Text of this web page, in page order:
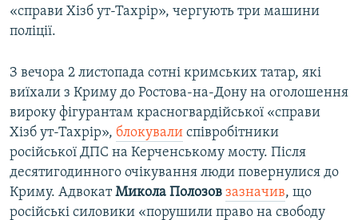
«справи Хізб ут-Тахрір», чергують три машини
поліції.
З вечора 2 листопада сотні кримських татар, які
виїхали з Криму до Ростова-на-Дону на оголошення
вироку фігурантам красногвардійської «справи
Хізб ут-Тахрір», блокували співробітники
російської ДПС на Керченському мосту. Після
десятигодинного очікування люди повернулися до
Криму. АдвокатМикола Полозов зазначив, що
російські силовики «порушили право на свободу